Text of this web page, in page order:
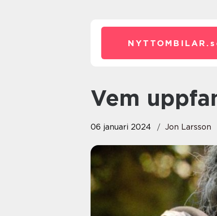
NYTTOMBILAR.
Vem
06 januari 2024 Jon Larsson